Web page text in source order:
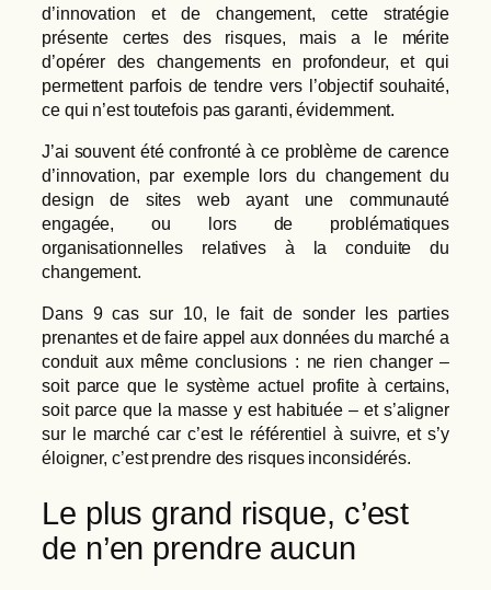
d’innovation et de changement, cette stratégie
présente certes des risques, mais a le mérite
d’opérer des changements en profondeur, et qui
permettent parfois de tendre vers l’objectif souhaité,
ce qui n’est toutefois pas garanti, évidemment.
J’ai souvent été confronté à ce problème de carence
d’innovation, par exemple lors du changement du
design de sites web ayant une communauté
engagée, ou lors de problématiques
organisationnelles relatives à la conduite du
changement.
Dans 9 cas sur 10, le fait de sonder les parties
prenantes et de faire appel aux données du marché a
conduit aux même conclusions : ne rien changer –
soit parce que le système actuel profite à certains,
soit parce que la masse y est habituée – et s’aligner
sur le marché car c’est le référentiel à suivre, et s’y
éloigner, c’est prendre des risques inconsidérés.
Le plus grand risque, c’est
de n’en prendre aucun